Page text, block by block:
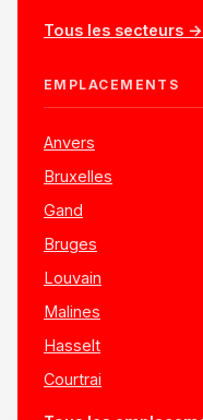
Tous les secteurs →
EMPLACEMENTS
Anvers
Bruxelles
Gand
Bruges
Louvain
Malines
Hasselt
Courtrai